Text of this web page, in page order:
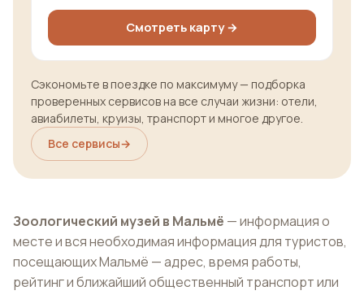
Смотреть карту →
Сэкономьте в поездке по максимуму — подборка
проверенных сервисов на все случаи жизни: отели,
авиабилеты, круизы, транспорт и многое другое.
Все сервисы→
Зоологический музей в Мальмё — информация о
месте и вся необходимая информация для туристов,
посещающих Мальмё — адрес, время работы,
рейтинг и ближайший общественный транспорт или